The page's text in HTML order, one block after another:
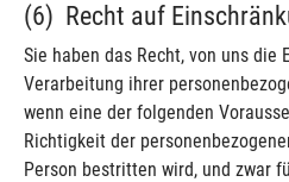
(6) Recht auf
Sie haben das Recht, von uns die
Verarbeitung ihrer
wenn eine der folgenden
Richtigkeit der
Person bestritten wird, und zwar